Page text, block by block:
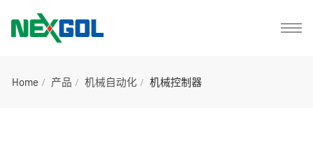
Home 产品 机械自动化 机械控制器